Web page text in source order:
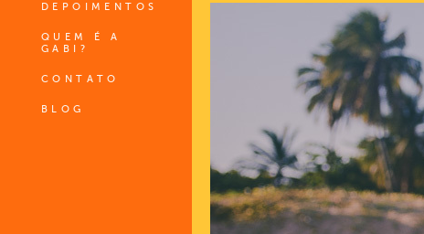
DEPOIMENTOS
QUEM É A
GABI?
CONTATO
BLOG